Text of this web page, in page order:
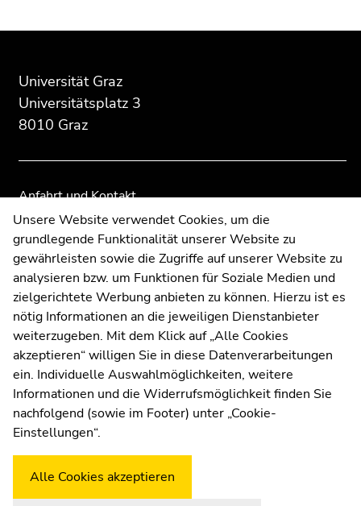
Seitenbereichs:
Zusatzinformationen:
Universität Graz
Universitätsplatz 3
8010 Graz
Anfahrt und Kontakt
Kommunikation und Öffentlichkeitsarbeit
Moodle
UNIGRAZonline
Impressum
Datenschutzerklärung
Cookie-Einstellungen
Barrierefreiheitserklärung
WetterstationUni Graz
Seitenbereichs.
Übersicht
Seitenbereichs.
Übersicht
Unsere Website verwendet Cookies, um die
grundlegende Funktionalität unserer Website zu
gewährleisten sowie die Zugriffe auf unserer Website zu
analysieren bzw. um Funktionen für Soziale Medien und
zielgerichtete Werbung anbieten zu können. Hierzu ist es
nötig Informationen an die jeweiligen Dienstanbieter
weiterzugeben. Mit dem Klick auf „Alle Cookies
akzeptieren“ willigen Sie in diese Datenverarbeitungen
ein. Individuelle Auswahlmöglichkeiten, weitere
Informationen und die Widerrufsmöglichkeit finden Sie
nachfolgend (sowie im Footer) unter „Cookie-
Einstellungen“.
Alle Cookies akzeptieren